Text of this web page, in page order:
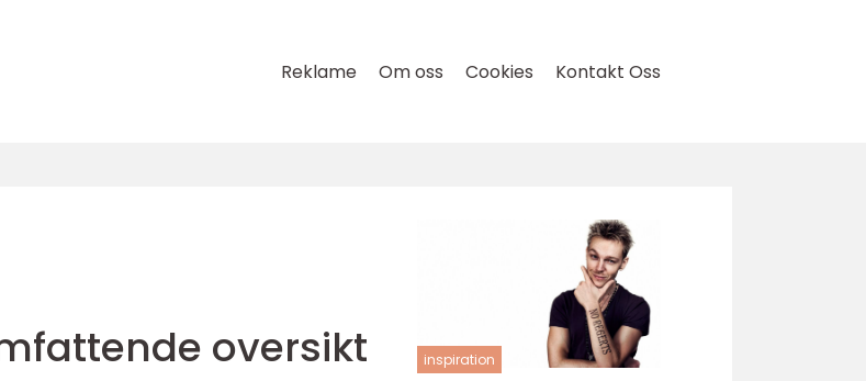
Reklame Om oss Cookies Kontakt Oss
oversikt
inspiration